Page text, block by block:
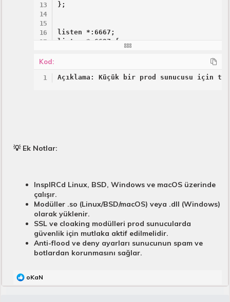
};
listen *:6667;
listen *:6697 {
Kod:
Açıklama: Küçük bir prod sunucusu için
💡 Ek Notlar:
InspIRCd Linux, BSD, Windows ve macOS üzerinde
çalışır.
Modüller .so (Linux/BSD/macOS) veya .dll (Windows)
olarak yüklenir.
SSL ve cloaking modülleri prod sunucularda
güvenlik için mutlaka aktif edilmelidir.
Anti-flood ve deny ayarları sunucunun spam ve
botlardan korunmasını sağlar.
T
e
oKaN